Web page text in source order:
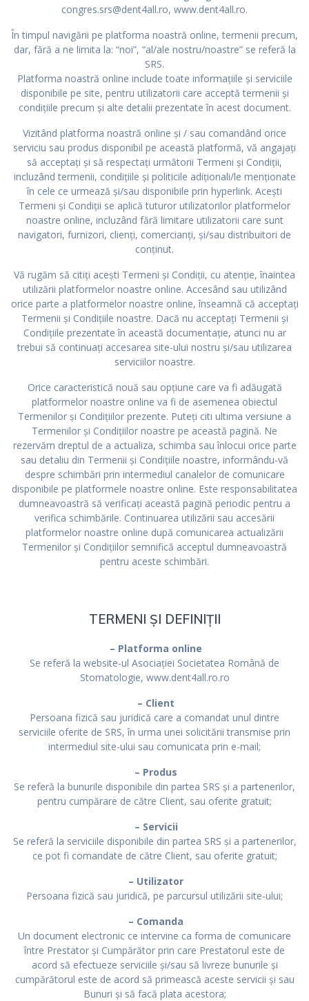
congres.srs@dent4all.ro, www.dent4all.ro.
În timpul navigării pe platforma noastră online, termenii precum,
dar, fără a ne limita la: “noi”, “al/ale nostru/noastre” se referă la
SRS.
Platforma noastră online include toate informațiile și serviciile
disponibile pe site, pentru utilizatorii care acceptă termenii și
condițiile precum și alte detalii prezentate în acest document.
Vizitând platforma noastră online și / sau comandând orice
serviciu sau produs disponibil pe această platformă, vă angajați
să acceptați și să respectați următorii Termeni și Condiții,
incluzând termenii, condițiile și politicile adiționali/le menționate
în cele ce urmează și/sau disponibile prin hyperlink. Acești
Termeni și Condiții se aplică tuturor utilizatorilor platformelor
noastre online, incluzând fără limitare utilizatorii care sunt
navigatori, furnizori, clienți, comercianți, și/sau distribuitori de
conținut.
Vă rugăm să citiți acești Termeni și Condiții, cu atenție, înaintea
utilizării platformelor noastre online. Accesând sau utilizând
orice parte a platformelor noastre online, înseamnă că acceptați
Termenii și Condițiile noastre. Dacă nu acceptați Termenii și
Condițiile prezentate în această documentație, atunci nu ar
trebui să continuați accesarea site-ului nostru și/sau utilizarea
serviciilor noastre.
Orice caracteristică nouă sau opțiune care va fi adăugată
platformelor noastre online va fi de asemenea obiectul
Termenilor și Condițiilor prezente. Puteți citi ultima versiune a
Termenilor și Condițiilor noastre pe această pagină. Ne
rezervăm dreptul de a actualiza, schimba sau înlocui orice parte
sau detaliu din Termenii și Condițiile noastre, informându-vă
despre schimbări prin intermediul canalelor de comunicare
disponibile pe platformele noastre online. Este responsabilitatea
dumneavoastră să verificați această pagină periodic pentru a
verifica schimbările. Continuarea utilizării sau accesării
platformelor noastre online după comunicarea actualizării
Termenilor și Condițiilor semnifică acceptul dumneavoastră
pentru aceste schimbări.
TERMENI ȘI DEFINIȚII
– Platforma online
Se referă la website-ul Asociației Societatea Română de
Stomatologie, www.dent4all.ro.ro
– Client
Persoana fizică sau juridică care a comandat unul dintre
serviciile oferite de SRS, în urma unei solicitării transmise prin
intermediul site-ului sau comunicata prin e-mail;
– Produs
Se referă la bunurile disponibile din partea SRS și a partenerilor,
pentru cumpărare de către Client, sau oferite gratuit;
– Servicii
Se referă la serviciile disponibile din partea SRS și a partenerilor,
ce pot fi comandate de către Client, sau oferite gratuit;
– Utilizator
Persoana fizică sau juridică, pe parcursul utilizării site-ului;
– Comanda
Un document electronic ce intervine ca forma de comunicare
între Prestator și Cumpărător prin care Prestatorul este de
acord să efectueze serviciile și/sau să livreze bunurile și
cumpărătorul este de acord să primească aceste servicii și sau
Bunuri și să facă plata acestora;